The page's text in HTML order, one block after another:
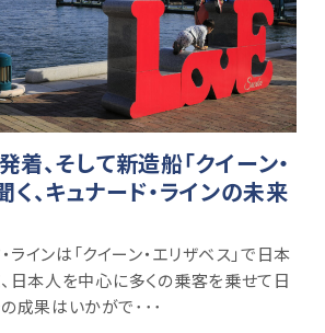
、そして新造船「クイーン・
く、キュナード・ラインの未来
ラインは「クイーン・エリザベス」で日本
日本人を中心に多くの乗客を乗せて日
の成果はいかがで･･･